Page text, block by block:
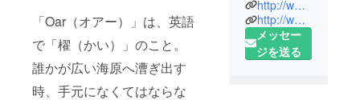
「Oar（オアー）」は、英語
で「櫂（かい）」のこと。
誰かが広い海原へ漕ぎ出す
時、手元になくてはならな
13日生ま
れ。ライ
ター／イベ
http://www.facebook.com/oarjapan
http://www.facebook.com/janiksenpoika
メッセー
ジを送る